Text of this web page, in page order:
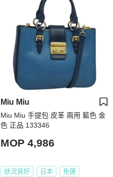
Miu Miu
Miu Miu 手提包 皮革 兩用 藍色 金
色 正品 133346
MOP 4,986
狀況良好 日本 免運